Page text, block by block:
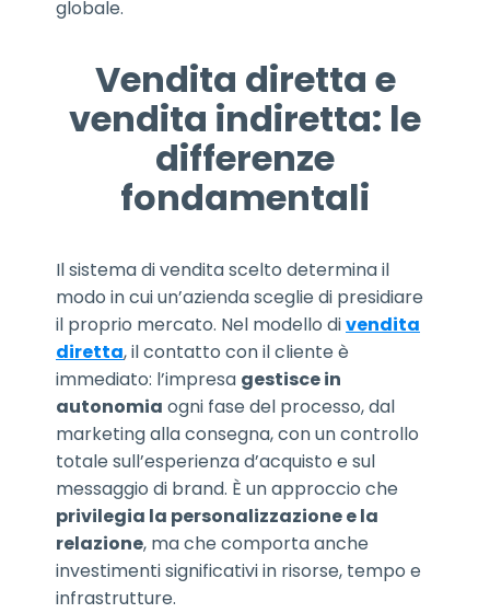
globale.
Vendita diretta e
vendita indiretta: le
differenze
fondamentali
Il sistema di vendita scelto determina il
modo in cui un’azienda sceglie di presidiare
il proprio mercato. Nel modello divendita
diretta, il contatto con il cliente è
immediato: l’impresa gestisce in
autonomia ogni fase del processo, dal
marketing alla consegna, con un controllo
totale sull’esperienza d’acquisto e sul
messaggio di brand. È un approccio che
privilegia la personalizzazione e la
relazione, ma che comporta anche
investimenti significativi in risorse, tempo e
infrastrutture.